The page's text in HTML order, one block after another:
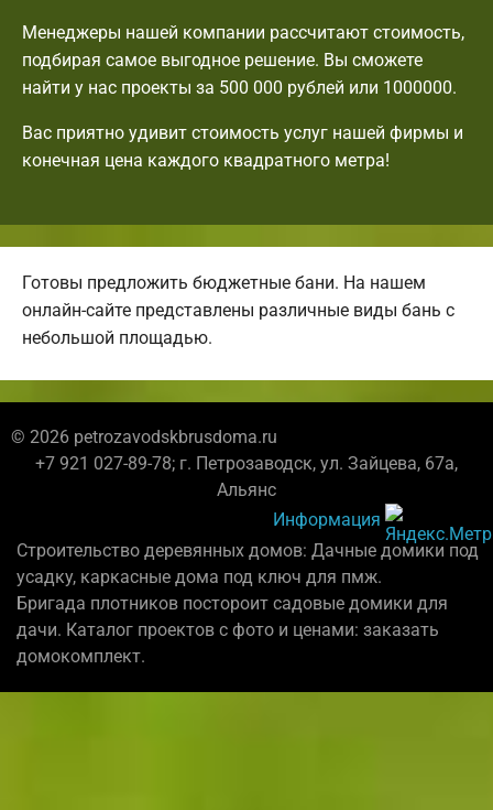
Менеджеры нашей компании рассчитают стоимость,
подбирая самое выгодное решение. Вы сможете
найти у нас проекты за 500 000 рублей или 1000000.
Вас приятно удивит стоимость услуг нашей фирмы и
конечная цена каждого квадратного метра!
Готовы предложить бюджетные бани. На нашем
онлайн-сайте представлены различные виды бань с
небольшой площадью.
© 2026 petrozavodskbrusdoma.ru
+7 921 027-89-78; г. Петрозаводск, ул. Зайцева, 67а,
Альянс
Информация
Строительство деревянных домов: Дачные домики под
усадку, каркасные дома под ключ для пмж.
Бригада плотников постороит садовые домики для
дачи. Каталог проектов с фото и ценами: заказать
домокомплект.